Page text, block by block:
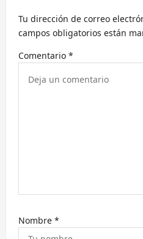
n
e
a
s
Tu dirección de correo
campos obligatorios están
Comentario *
Nombre *